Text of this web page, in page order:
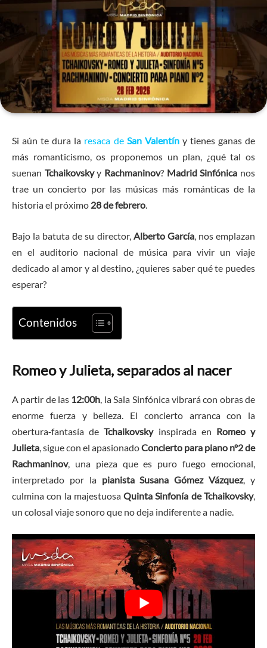
Si aún te dura la resaca de San Valentíny tienes ganas de
más romanticismo, os proponemos un plan, ¿qué tal os
suenan Tchaikovskyy Rachmaninov? Madrid Sinfónica nos
trae un concierto por las músicas más románticas de la
historia el próximo 28 de febrero.
Bajo la batuta de su director, Alberto García, nos emplazan
en el auditorio nacional de música para vivir un viaje
dedicado al amor y al destino, ¿quieres saber qué te puedes
esperar?
Contenidos
Romeo y Julieta, separados al nacer
A partir de las 12:00h , la Sala Sinfónica vibrará con obras de
enorme fuerza y belleza. El concierto arranca con la
obertura‑fantasía deTchaikovskyinspirada en Romeo y
Julieta , sigue con el apasionadoConcierto para piano nº2 de
Rachmaninov, una pieza que es puro fuego emocional,
interpretado por la pianista Susana Gómez Vázquez, y
culmina con la majestuosaQuinta Sinfonía de Tchaikovsky,
un colosal viaje sonoro que no deja indiferente a nadie.